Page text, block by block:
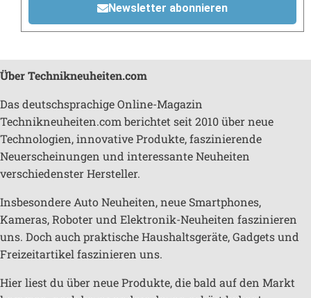
Newsletter abonnieren
Über Technikneuheiten.com
Das deutschsprachige Online-Magazin
Technikneuheiten.com berichtet seit 2010 über neue
Technologien, innovative Produkte, faszinierende
Neuerscheinungen und interessante Neuheiten
verschiedenster Hersteller.
Insbesondere Auto Neuheiten, neue Smartphones,
Kameras, Roboter und Elektronik-Neuheiten faszinieren
uns. Doch auch praktische Haushaltsgeräte, Gadgets und
Freizeitartikel faszinieren uns.
Hier liest du über neue Produkte, die bald auf den Markt